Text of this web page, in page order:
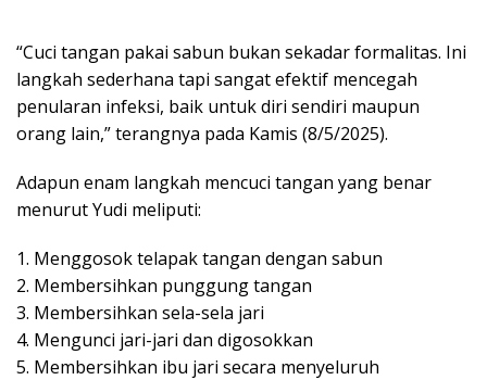
“Cuci tangan pakai sabun bukan sekadar formalitas. Ini
langkah sederhana tapi sangat efektif mencegah
penularan infeksi, baik untuk diri sendiri maupun
orang lain,” terangnya pada Kamis (8/5/2025).
Adapun enam langkah mencuci tangan yang benar
menurut Yudi meliputi:
1. Menggosok telapak tangan dengan sabun
2. Membersihkan punggung tangan
3. Membersihkan sela-sela jari
4. Mengunci jari-jari dan digosokkan
5. Membersihkan ibu jari secara menyeluruh